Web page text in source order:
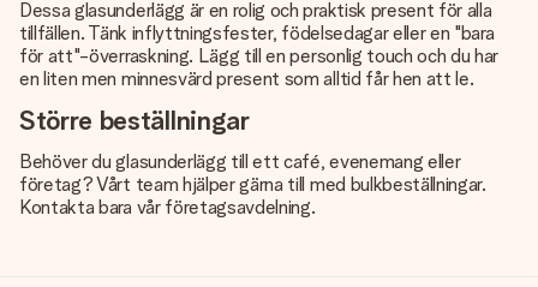
Dessa glasunderlägg är en rolig och praktisk present för alla
tillfällen. Tänk inflyttningsfester, födelsedagar eller en "bara
för att"-överraskning. Lägg till en personlig touch och du har
en liten men minnesvärd present som alltid får hen att le.
Större beställningar
Behöver du glasunderlägg till ett café, evenemang eller
företag? Vårt team hjälper gärna till med bulkbeställningar.
Kontakta bara vår företagsavdelning.